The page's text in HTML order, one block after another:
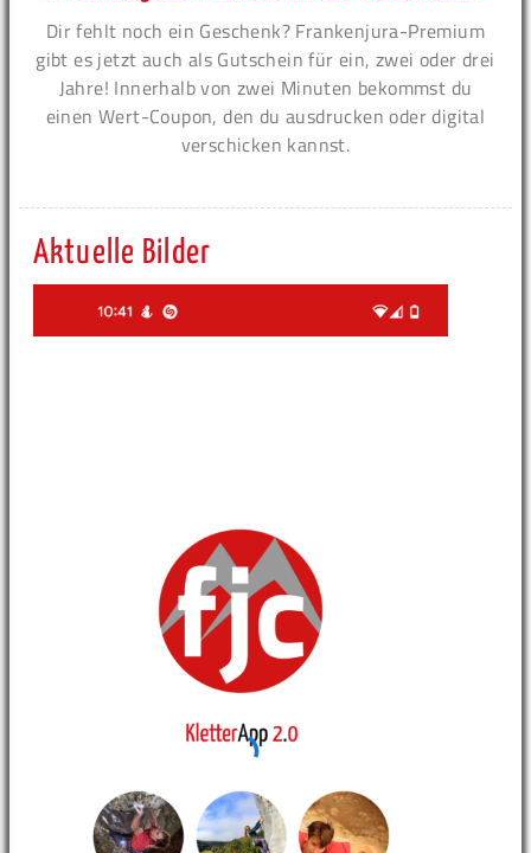
Dir fehlt noch ein Geschenk? Frankenjura-Premium
gibt es jetzt auch als Gutschein für ein, zwei oder drei
Jahre! Innerhalb von zwei Minuten bekommst du
einen Wert-Coupon, den du ausdrucken oder digital
verschicken kannst.
Aktuelle Bilder